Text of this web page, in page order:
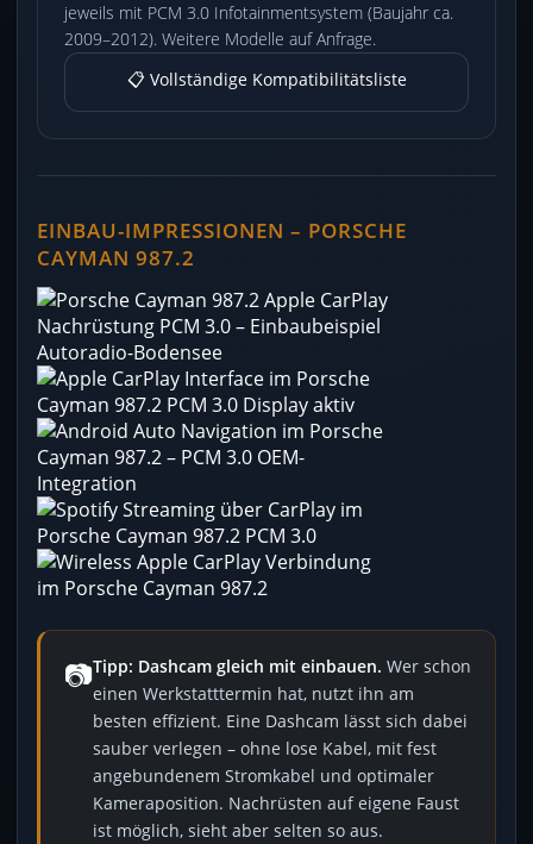
jeweils mit PCM 3.0 Infotainmentsystem (Baujahr ca.
2009–2012). Weitere Modelle auf Anfrage.
📋 Vollständige Kompatibilitätsliste
EINBAU-IMPRESSIONEN – PORSCHE
CAYMAN 987.2
📷Tipp: Dashcam gleich mit einbauen. Wer schon
einen Werkstatttermin hat, nutzt ihn am
besten effizient. Eine Dashcam lässt sich dabei
sauber verlegen – ohne lose Kabel, mit fest
angebundenem Stromkabel und optimaler
Kameraposition. Nachrüsten auf eigene Faust
ist möglich, sieht aber selten so aus.